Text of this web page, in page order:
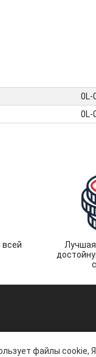
0L-
0L-
всей
файлы cookie,